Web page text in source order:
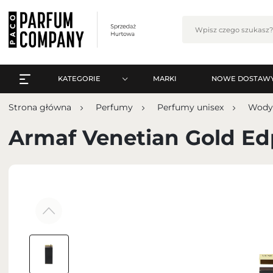
WSZYSTKO A-Z
PERFUMY
PERFUMY ARABSKIE
KATEGORIE
ZESTAWY
PIELĘGNACJA
MAKIJAŻ
MARKI NOWE
Strona główna Perfumy Perfumy unisex
Armaf Venetian Gold